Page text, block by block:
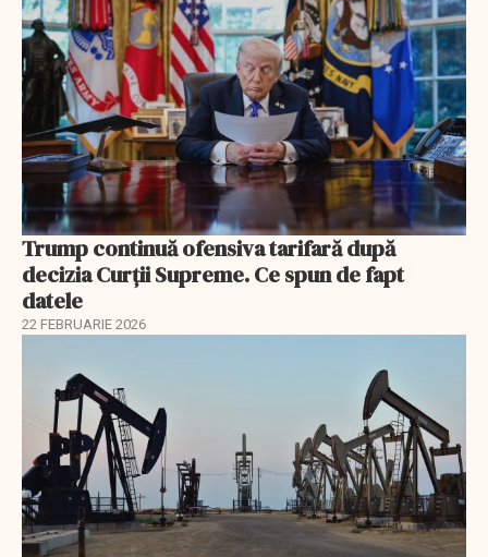
Trump continuă ofensiva tarifară după
decizia Curții Supreme. Ce spun de fapt
datele
22 FEBRUARIE 2026